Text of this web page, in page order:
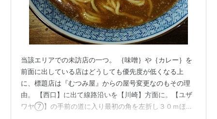
当該エリアでの未訪店の一つ。 ｛味噌｝や｛カレー｝を
前面に出している店はどうしても優先度が低くなる上
に、標題店は『むつみ屋』からの屋号変更なのもその理
由。 【西口】に出て線路沿いを【川崎】方面に。【ユザ
ワヤ⑦】の手前の道に入り最初の角を左折し３０ｍほど